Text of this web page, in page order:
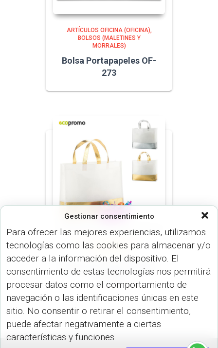
Gestionar consentimiento
Para ofrecer las mejores experiencias, utilizamos
tecnologías como las cookies para almacenar y/o
acceder a la información del dispositivo. El
consentimiento de estas tecnologías nos permitirá
procesar datos como el comportamiento de
navegación o las identificaciones únicas en este
sitio. No consentir o retirar el consentimiento,
puede afectar negativamente a ciertas
características y funciones.
ARTÍCULOS OFICINA (OFICINA)
BOLSOS (MALETINES Y
MORRALES)
Bolsa Portapapeles OF-
273
BOLSOS (MALETINES Y
Bolsa en Cambrel Fancy